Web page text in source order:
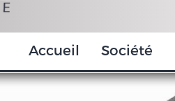
Accueil Société